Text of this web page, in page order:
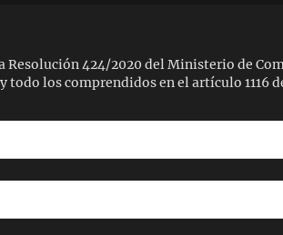
424/2020 del Ministerio de
los comprendidos en el artículo 1116